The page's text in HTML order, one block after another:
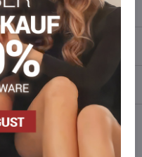
LinkedIn WhatsApp